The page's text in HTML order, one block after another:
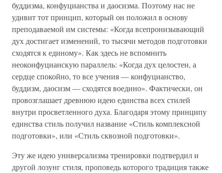
буддизма, конфуцианства и даосизма. Поэтому нас не
удивит тот принцип, который он положил в основу
преподаваемой им системы: «Когда всепронизывающий
дух достигает изменений, то тысячи методов подготовки
сходятся к единому». Как здесь не вспомнить
неоконфуцианскую параллель: «Когда дух целостен, а
сердце спокойно, то все учения — конфуцианство,
буддизм, даосизм — сходятся воедино». Фактически, он
провозглашает древнюю идею единства всех стилей
внутри просветленного духа. Благодаря этому принципу
единства стиль получил название «Стиль комплексной
подготовки», или «Стиль сквозной подготовки».
Эту же идею универсализма тренировки подтвердил и
другой лозунг стиля, проповедь которого традиция также